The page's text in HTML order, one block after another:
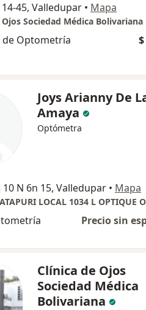
14-45, Valledupar • Mapa
Sociedad Médica Bolivariana
de Optometría
Joys Arianny De
Amaya
Optómetra
N 6n 15, Valledupar • Mapa
Precio sin
Clínica de Ojos
Sociedad Médica
Bolivariana